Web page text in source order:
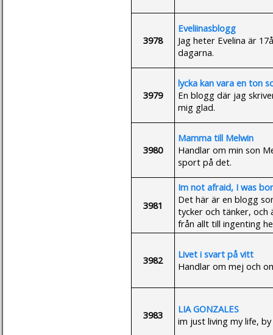
3978
Eveliinasblogg
Jag heter Evelina är
dagarna.
3979
lycka kan vara en ton
En blogg där jag
mig glad.
3980
Mamma till Melwin
Handlar om min son
sport på det.
3981
Im not afraid, I was
Det här är en blogg
tycker och tänker, och
från allt till ingenting
3982
Livet i svart på vitt
Handlar om mej och
3983
LIA GONZALES
im just living my life,